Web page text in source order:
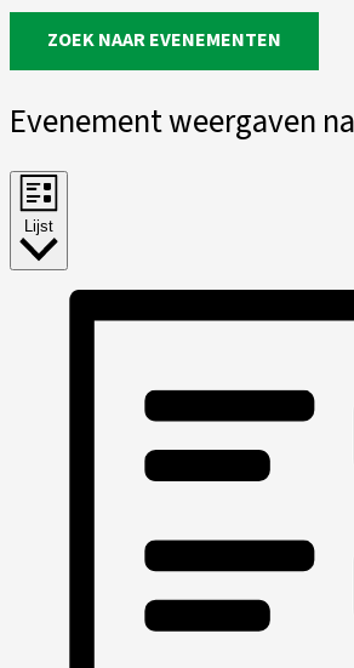
ZOEK NAAR EVENEMENTEN
Evenement weergaven
Lijst